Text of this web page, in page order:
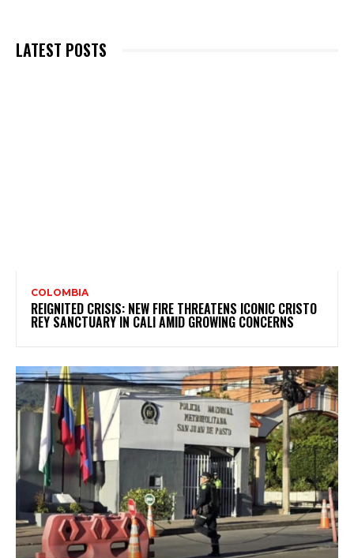
LATEST POSTS
COLOMBIA
REIGNITED CRISIS: NEW FIRE THREATENS ICONIC CRISTO
REY SANCTUARY IN CALI AMID GROWING CONCERNS